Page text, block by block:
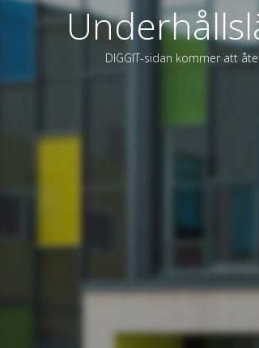
DIGGIT-sidan kommer att